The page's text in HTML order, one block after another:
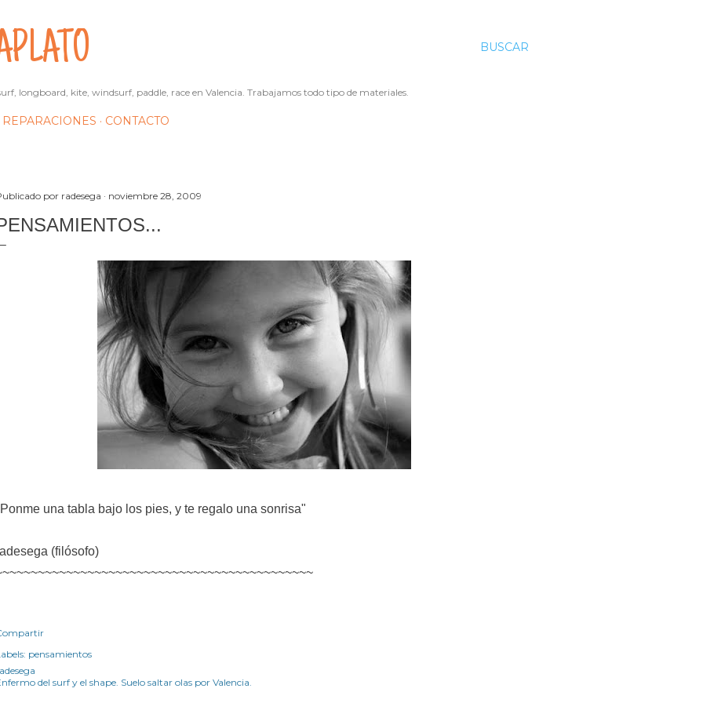
BUSCAR
longboard, kite, windsurf, paddle, race en Valencia. Trabajamos todo tipo de materiales.
REPARACIONES CONTACTO
por radesega noviembre 28, 2009
una tabla bajo los pies, y te regalo una sonrisa"
(filósofo)
pensamientos
del surf y el shape. Suelo saltar olas por Valencia.